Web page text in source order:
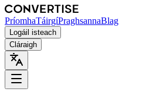
PríomhaTáirgíPraghsannaBlag
Logáil isteach
Cláraigh